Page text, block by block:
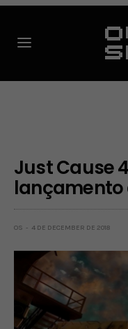
Just Cause
OS 4 DE DECEMBER DE 2018